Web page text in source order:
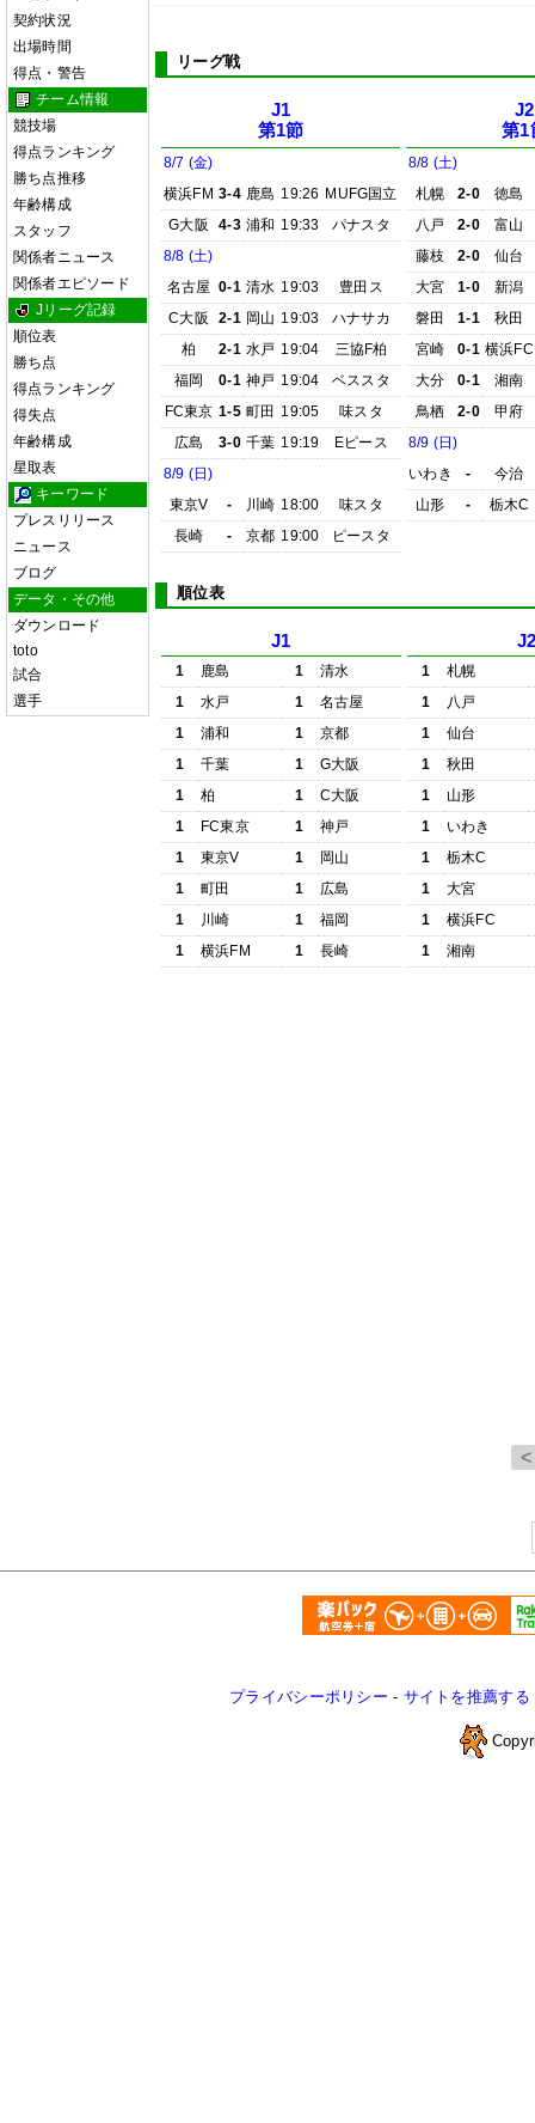
契約状況
出場時間
得点・警告
チーム情報
競技場
得点ランキング
勝ち点推移
年齢構成
スタッフ
関係者ニュース
関係者エピソード
Jリーグ記録
順位表
勝ち点
得点ランキング
得失点
年齢構成
星取表
キーワード
プレスリリース
ニュース
ブログ
データ・その他
ダウンロード
toto
試合
選手
リーグ戦
J1
第1節
8/7 (金)
横浜FM 3-4 鹿島 19:26 MUFG国立
G大阪
4-3 浦和 19:33
パナスタ
8/8 (土)
名古屋 0-1 清水 19:03
豊田ス
C大阪
2-1 岡山 19:03
ハナサカ
柏
2-1 水戸 19:04
三協F柏
福岡
0-1 神戸 19:04
ベススタ
FC東京 1-5 町田 19:05
味スタ
広島
3-0 千葉 19:19
Eピース
8/9 (日)
東京V
- 川崎 18:00
味スタ
長崎
- 京都 19:00 ピースタ
J2
第1
8/8 (土)
札幌
2-0
徳島
八戸
2-0
富山
藤枝
2-0
仙台
大宮
1-0
新潟
磐田
1-1
秋田
宮崎
0-1 横浜FC
大分
0-1
湘南
鳥栖
2-0
甲府
8/9 (日)
いわき
-
今治
山形
- 栃木C
順位表
J1
1 鹿島 1
清水
1
水戸 1
名古屋
1
浦和 1
京都
1
千葉 1
G大阪
1
柏 1
C大阪
1
FC東京 1
神戸
1
東京V 1
岡山
1
町田 1
広島
1
川崎 1
福岡
1
横浜FM 1 長崎
1
札幌
1
八戸
1
仙台
1
秋田
1
山形
1
いわき
1
栃木C
1
大宮
1
横浜FC
1
湘南
プライバシーポリシー - サイトを推薦する